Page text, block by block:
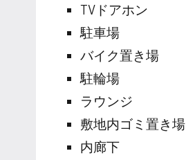
TVドアホン
駐車場
バイク置き場
駐輪場
ラウンジ
敷地内ゴミ置き場
内廊下